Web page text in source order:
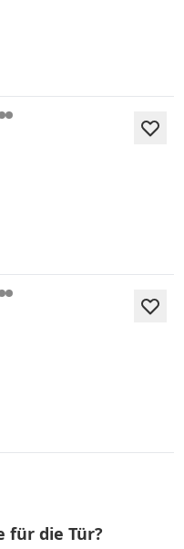
für die Tür?